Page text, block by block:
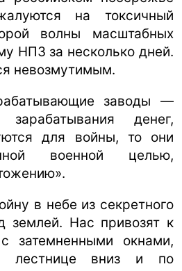
на токсичный
волны масштабных
НПЗ за несколько дней.
невозмутимым.
заводы —
денег,
для войны, то они
военной целью,
в небе из секретного
землей. Нас привозят к
затемненными окнами,
лестнице вниз и по